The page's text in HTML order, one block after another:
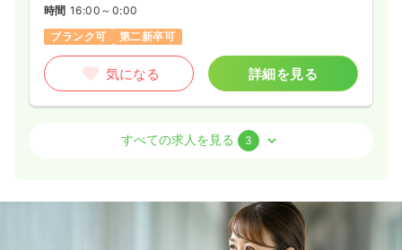
時間 16:00～0:00
ブランク可
第二新卒可
気になる 詳細を見る
すべての求人を見る 3